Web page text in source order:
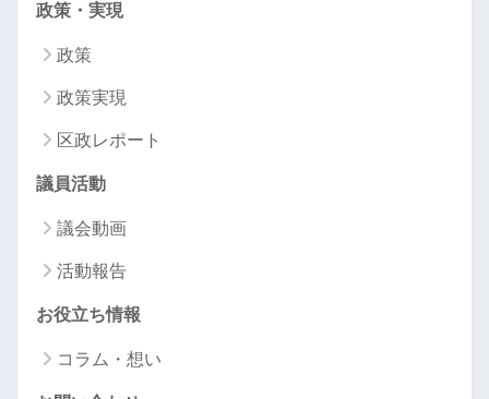
政策・実現
政策
政策実現
区政レポート
議員活動
議会動画
活動報告
お役立ち情報
コラム・想い